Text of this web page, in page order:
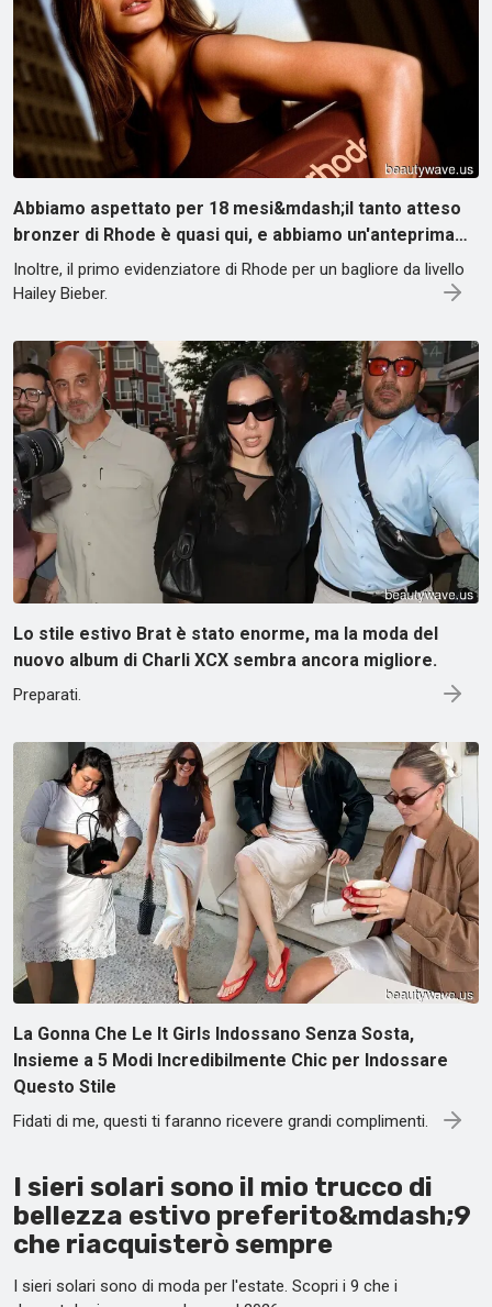
Abbiamo aspettato per 18 mesi&mdash;il tanto atteso
bronzer di Rhode è quasi qui, e abbiamo un'anteprima…
Inoltre, il primo evidenziatore di Rhode per un bagliore da livello
Hailey Bieber.
Lo stile estivo Brat è stato enorme, ma la moda del
nuovo album di Charli XCX sembra ancora migliore.
Preparati.
La Gonna Che Le It Girls Indossano Senza Sosta,
Insieme a 5 Modi Incredibilmente Chic per Indossare
Questo Stile
Fidati di me, questi ti faranno ricevere grandi complimenti.
I sieri solari sono il mio trucco di
bellezza estivo preferito&mdash;9
che riacquisterò sempre
I sieri solari sono di moda per l'estate. Scopri i 9 che i